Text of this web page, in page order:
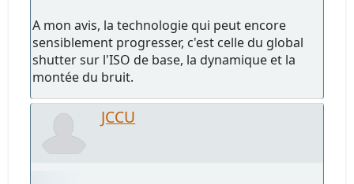
A mon avis, la technologie qui peut encore
sensiblement progresser, c'est celle du global
shutter sur l'ISO de base, la dynamique et la
montée du bruit.
JCCU